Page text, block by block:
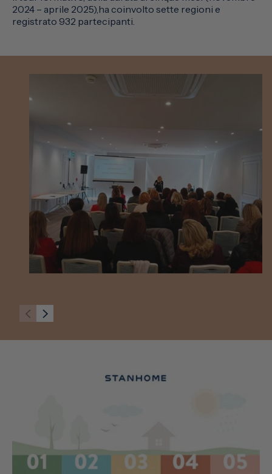
2024 – aprile 2025),ha coinvolto sette regioni e
registrato 932 partecipanti.